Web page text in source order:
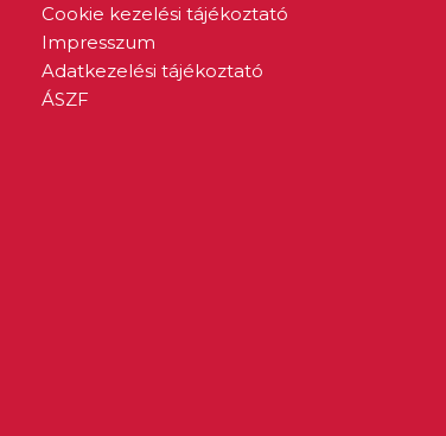
Cookie kezelési tájékoztató
Impresszum
Adatkezelési tájékoztató
ÁSZF